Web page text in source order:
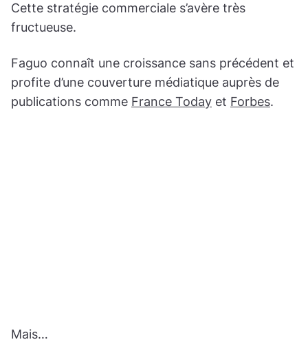
Cette stratégie commerciale s’avère très
fructueuse.
Faguo connaît une croissance sans précédent et
profite d’une couverture médiatique auprès de
publications comme France Today et Forbes.
Mais…